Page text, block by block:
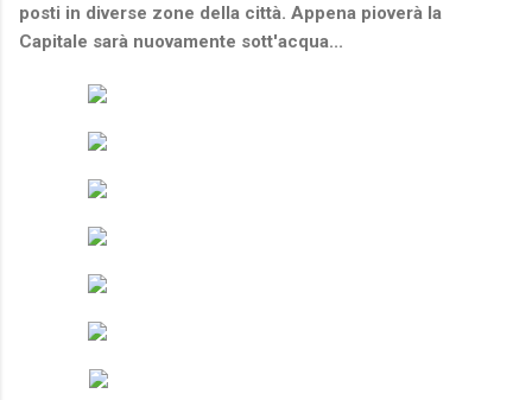
posti in diverse zone della città. Appena pioverà la
Capitale sarà nuovamente sott'acqua...